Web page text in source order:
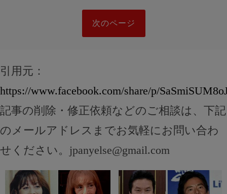
次のページ
引用元：
https://www.facebook.com/share/p/
記事の削除・修正依頼などのご相談は、下記
のメールアドレスまでお気軽にお問い合わ
せください。 jpanyelse@gmail.com